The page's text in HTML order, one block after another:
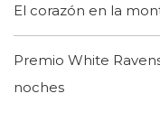
El corazón en la
Premio White
noches